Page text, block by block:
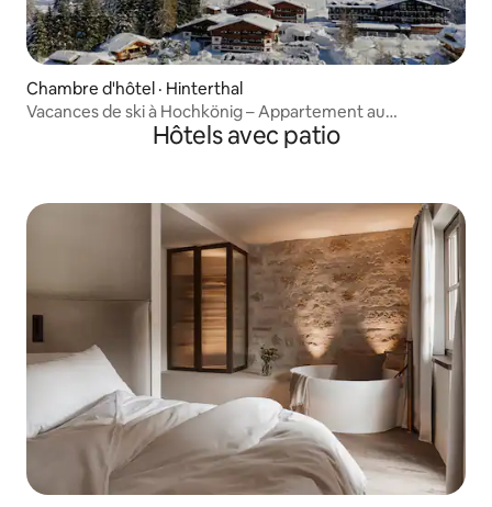
Chambre d'hôtel · Hinterthal
Vacances de ski à Hochkönig – Appartement au
Marco Polo AlpinaHôtels avec patio